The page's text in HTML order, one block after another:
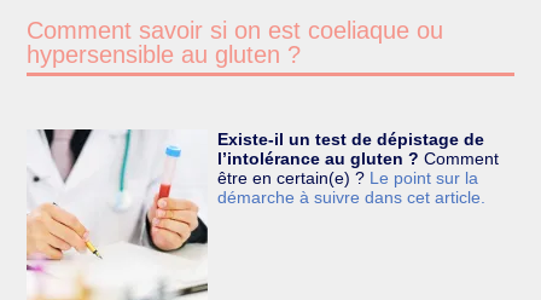
Comment savoir si on est coeliaque ou
hypersensible au gluten ?
Existe-il un test de dépistage de
l’intolérance au gluten ? Comment
être en certain(e) ?Le point sur la
démarche à suivre dans cet article.